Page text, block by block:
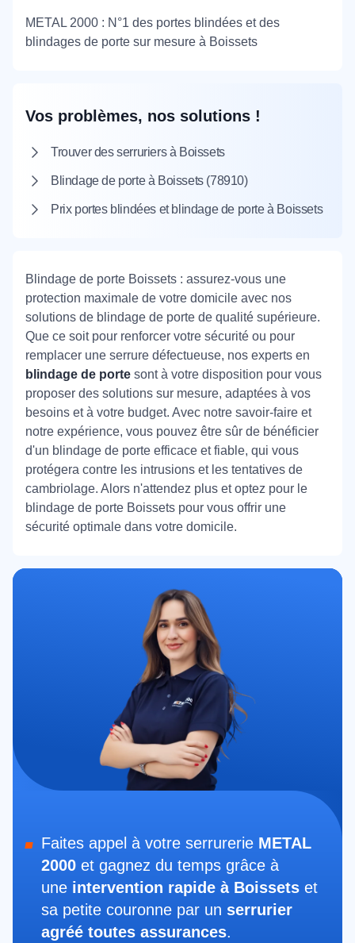
METAL 2000 : N°1 des portes blindées et des
blindages de porte sur mesure à Boissets
Vos problèmes, nos solutions !
Trouver des serruriers à Boissets
Blindage de porte à Boissets (78910)
Prix portes blindées et blindage de porte à Boissets
Blindage de porte Boissets : assurez-vous une
protection maximale de votre domicile avec nos
solutions de blindage de porte de qualité supérieure.
Que ce soit pour renforcer votre sécurité ou pour
remplacer une serrure défectueuse, nos experts en
blindage de porte sont à votre disposition pour vous
proposer des solutions sur mesure, adaptées à vos
besoins et à votre budget. Avec notre savoir-faire et
notre expérience, vous pouvez être sûr de bénéficier
d'un blindage de porte efficace et fiable, qui vous
protégera contre les intrusions et les tentatives de
cambriolage. Alors n'attendez plus et optez pour le
blindage de porte Boissets pour vous offrir une
sécurité optimale dans votre domicile.
Faites appel à votre serrurerie METAL
2000 et gagnez du temps grâce à
une intervention rapide à Boissets et
sa petite couronne par un serrurier
agréé toutes assurances.